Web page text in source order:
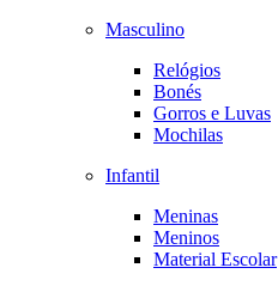
Masculino
Relógios
Bonés
Gorros e Luvas
Mochilas
Infantil
Meninas
Meninos
Material Escolar